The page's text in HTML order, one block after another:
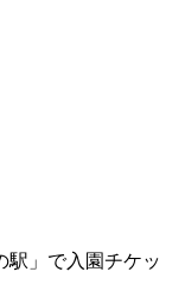
駅」で入園チケッ